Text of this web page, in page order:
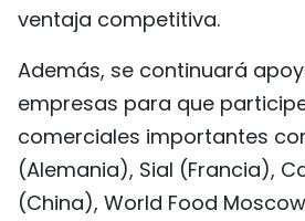
ventaja competitiva.
Además, se continuará
empresas para que
comerciales importantes
(Alemania), Sial (Francia),
(China), World Food